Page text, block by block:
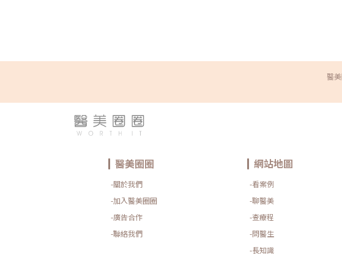
如果術後不注意避免感染、過度用力或不當的按摩，會導致手術結果不理
復期延長。術後如果沒有按時回診、使用不當的藥膏或護理方式，也可能
良，影響最終效果。 個人眼瞼條件不適合並不是所有人的眼瞼結構都適合
術。眼瞼過於鬆弛、皮膚過薄，或眼部脂肪過多等，都可能是影響手術效
特殊情況可能會讓雙眼皮效果不如預期，甚至導致持久性差，線條不清晰
合適的手術方法會影響術後效果。埋線法對於某些人來說可能不夠持久，容
是眼皮薄的人群。而切開法雖然侵入性較高，但能夠提供更持久、自然的效
一位專業且經驗豐富的整形醫師能夠根據眼部結構，選擇最適合的手術方
諮詢非常重要，醫師需要充分了解每個人的需求並進行綜合評估。經驗豐
準把握每個細節，讓手術結果盡可能符合期望。 術後精心護理雖然雙眼皮
雜，但術後的護理非常重要。按照醫師的指示保持手術區域清潔，避免過
回診檢查，可以幫助恢復順利。術後還需要適當休息，避免熬夜和過度勞
促進眼部復原，讓效果更加理想。 選擇合適的手術方法了解不同雙眼皮手
點，選擇最適合自己眼部條件的方案非常重要。切開法適合眼皮較厚或有
能夠提供更持久的效果；而埋線法則較適合眼瞼較輕、皮膚較薄的人。根
合適的手術方式，有助於達到理想的效果，並降低手術失敗的風險。 術前
與醫師進行詳細諮詢，並進行效果模擬，能幫助更清楚了解手術結果，並
身需求制定更精確的手術計劃，進而提高手術成功率。延伸閱讀：術後必
術後恢復期和注意事項8大關鍵點雙眼皮手術常見問題懶人包！風險疑慮
醫
醫美圈圈
-關於我們
-加入醫美圈圈
-廣告合作
-聯絡我們
網站地圖
-看案例
-聊醫美
-查療程
-問醫生
-長知識